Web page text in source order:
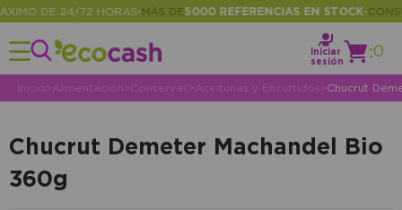
DE 24/72 HORAS•MÁS DE 5000 REFERENCIAS EN STOCK•
Iniciar
sesión
:0
Inicio> Alimentación>Conservas > Aceitunas y Encurtidos >Chucrut
Chucrut Demeter Machandel Bio
360g